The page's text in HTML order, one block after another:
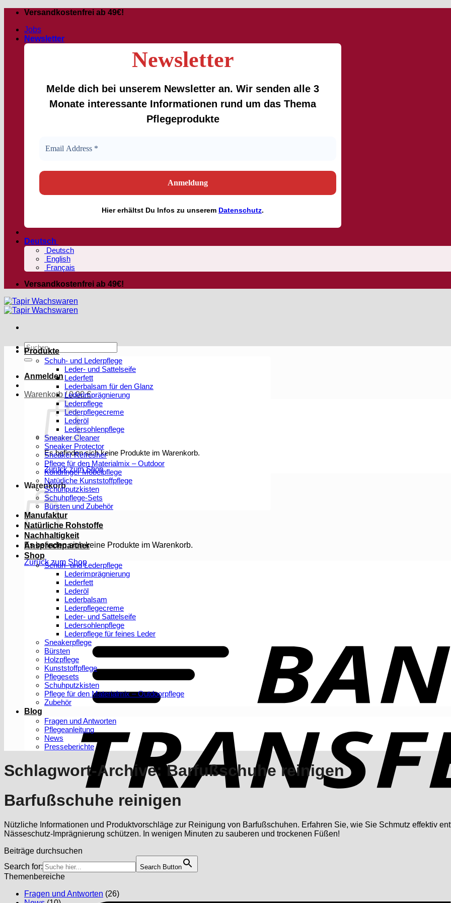
Zum
springen
Versandkostenfrei ab 49€!
Jobs
Newsletter
Newsletter
Melde dich bei unserem Newsletter an. Wir senden alle 3
Monate interessante Informationen rund um das Thema
Pflegeprodukte
Hiererhältst Du Infos zu unserem Datenschutz.
Deutsch
Deutsch
English
Français
Versandkostenfrei ab 49€!
Suchen
nach:
Anmelden
Warenkorb /0,00€
Es befinden sich keine Produkte im Warenkorb.
Zurück zum Shop
Warenkorb
Es befinden sich keine Produkte im Warenkorb.
Zurück zum Shop
Produkte
Schuh- und Lederpflege
Leder- und Sattelseife
Lederfett
Lederbalsam für den Glanz
Lederimprägnierung
Lederpflege
Lederpflegecreme
Lederöl
Ledersohlenpflege
Sneaker Cleaner
Sneaker Protector
Sneaker Refresher
Pflege für den Materialmix – Outdoor
Köndringer Möbelpflege
Natürliche Kunststoffpflege
Schuhputzkisten
Schuhpflege-Sets
Bürsten und Zubehör
Manufaktur
Natürliche Rohstoffe
Nachhaltigkeit
Ansprechpartner
Shop
Schuh- und Lederpflege
Lederimprägnierung
Lederfett
Lederöl
Lederbalsam
Lederpflegecreme
Leder- und Sattelseife
Ledersohlenpflege
Lederpflege für feines Leder
Sneakerpflege
Bürsten
Holzpflege
Kunststoffpflege
Pflegesets
Schuhputzkisten
Pflege für den Materialmix – Outdoorpflege
Zubehör
Blog
Fragen und Antworten
Pflegeanleitung
News
Presseberichte
Schlagwort-Archive:Barfußschuhe reinigen
Barfußschuhe reinigen
Nützliche Informationen und Produktvorschläge zur Reinigung von Barfußschuhen. Erfahren Sie, wie Sie Schmutz effektiv
Nässeschutz-Imprägnierung schützen. In wenigen Minuten zu sauberen und trockenen Füßen!
Beiträge durchsuchen
Search for:
Search Button
Themenbereiche
Fragen und Antworten (26)